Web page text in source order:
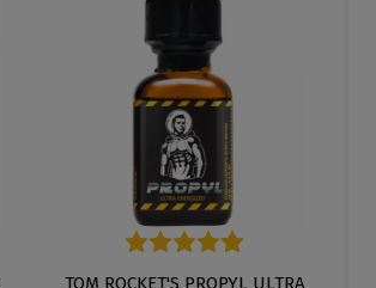
TOM ROCKET'S PROPYL ULTRA